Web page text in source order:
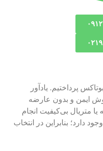
پرداختیم. یادآور
ایمن و بدون عارضه
متریال بی‌کیفیت انجام
دارد؛ بنابراین در انتخاب